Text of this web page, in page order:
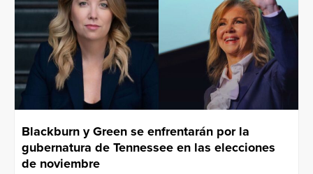
Blackburn y Green se enfrentarán por la
gubernatura de Tennessee en las elecciones
de noviembre